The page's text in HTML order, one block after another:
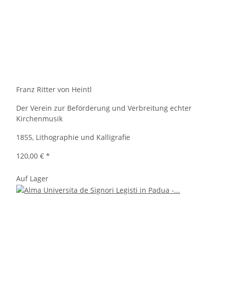
Franz Ritter von Heintl
Der Verein zur Beförderung und Verbreitung echter
Kirchenmusik
1855, Lithographie und Kalligrafie
120,00 € *
Auf Lager